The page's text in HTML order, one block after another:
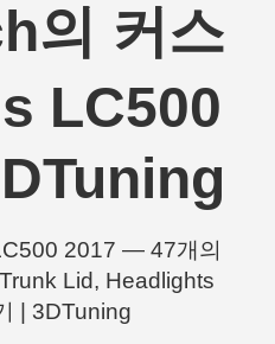
의 커스
LC500
2017 — 47개의
Lid, Headlights
| 3DTuning